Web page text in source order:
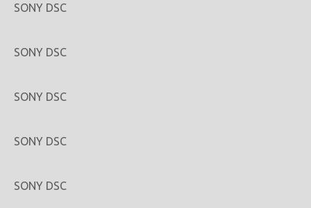
SONY DSC
SONY DSC
SONY DSC
SONY DSC
SONY DSC